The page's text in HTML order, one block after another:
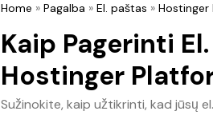
Home » Pagalba » El. paštas » Hostinger
Kaip Pagerinti
Hostinger
Sužinokite, kaip užtikrinti, kad jūsų